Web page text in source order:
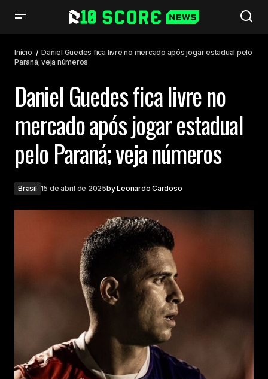
veja números
Início
Daniel Guedes fica livre no mercado após jogar estadual pelo
Paraná; veja números
Daniel Guedes fica livre no
mercado após jogar estadual
pelo Paraná; veja números
Brasil 15 de abril de 2025byLeonardo Cardoso